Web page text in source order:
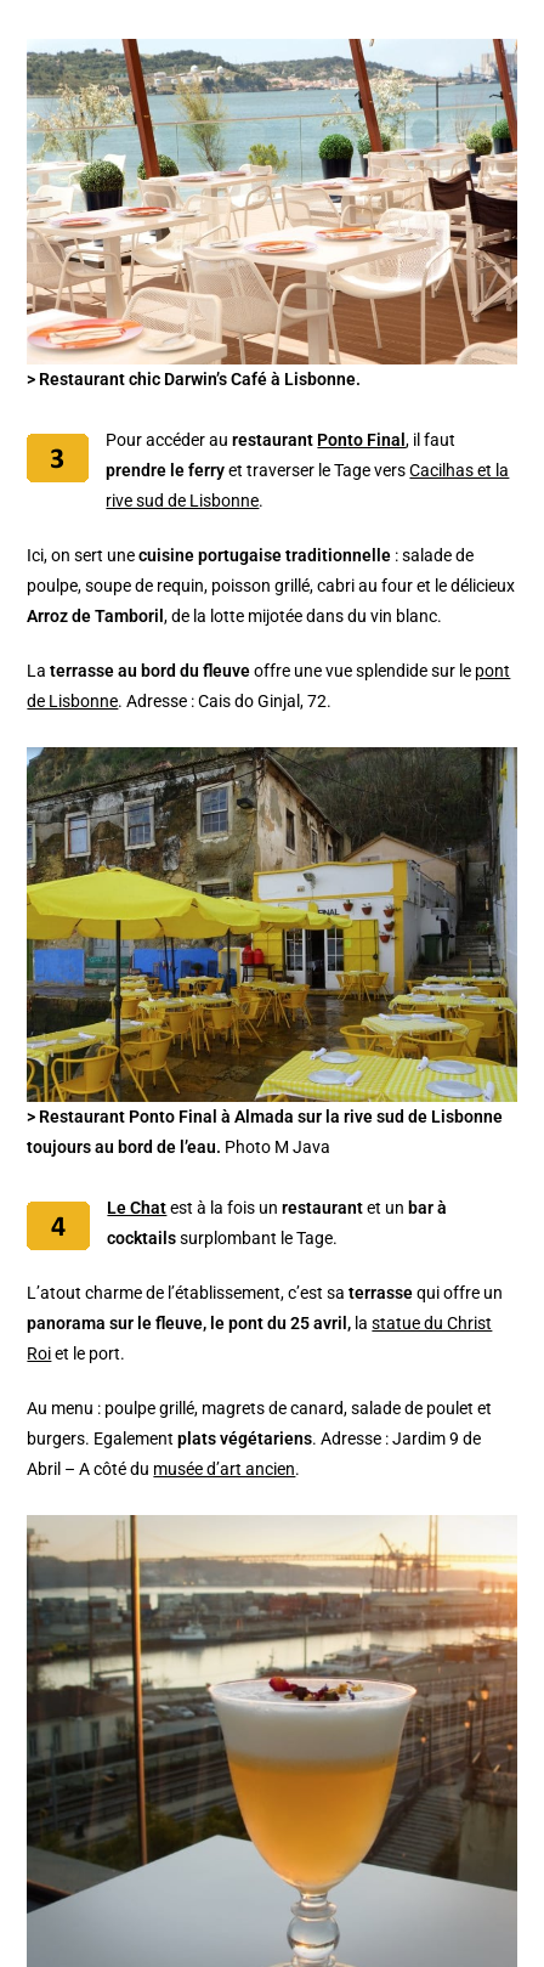
> Restaurant chic Darwin’s Café à Lisbonne.
Pour accéder aurestaurant Ponto Final, il faut
prendre le ferryet traverser le Tage versCacilhas et la
rive sud de Lisbonne.
Ici, on sert unecuisine portugaise traditionnelle : salade de
poulpe, soupe de requin, poisson grillé, cabri au four et le délicieux
Arroz de Tamboril, de la lotte mijotée dans du vin blanc.
Laterrasse au bord du fleuveoffre une vue splendide sur le pont
de Lisbonne. Adresse : Cais do Ginjal, 72.
> Restaurant Ponto Final à Almada sur la rive sud de Lisbonne
toujours au bord de l’eau. Photo M Java
Le Chatest à la fois unrestaurantet un bar à
cocktailssurplombant le Tage.
L’atout charme de l’établissement, c’est saterrassequi offre un
panorama sur le fleuve, le pont du 25 avril, lastatue du Christ
Roiet le port.
Au menu : poulpe grillé, magrets de canard, salade de poulet et
burgers. Egalementplats végétariens. Adresse : Jardim 9 de
Abril – A côté du musée d’art ancien.